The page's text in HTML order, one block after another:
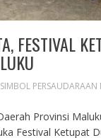
FESTIVAL
SIMBOL PERSAUDARAAN
Provinsi
Festival Ketupat